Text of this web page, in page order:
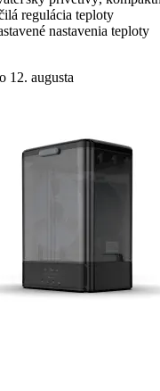
regulácia teploty
nastavenia teploty
12. augusta